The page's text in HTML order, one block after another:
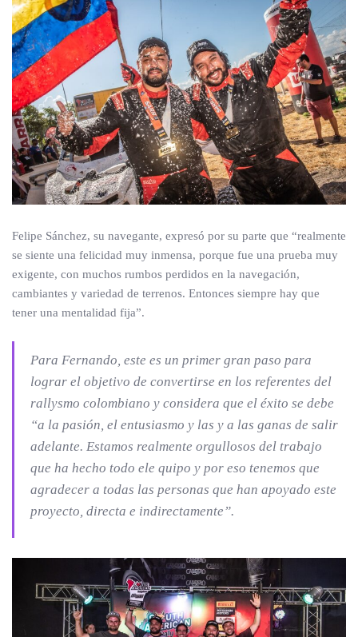
Felipe Sánchez, su navegante, expresó por su parte que “realmente
se siente una felicidad muy inmensa, porque fue una prueba muy
exigente, con muchos rumbos perdidos en la navegación,
cambiantes y variedad de terrenos. Entonces siempre hay que
tener una mentalidad fija”.
Para Fernando, este es un primer gran paso para
lograr el objetivo de convertirse en los referentes del
rallysmo colombiano y considera que el éxito se debe
“a la pasión, el entusiasmo y las y a las ganas de salir
adelante. Estamos realmente orgullosos del trabajo
que ha hecho todo ele quipo y por eso tenemos que
agradecer a todas las personas que han apoyado este
proyecto, directa e indirectamente”.